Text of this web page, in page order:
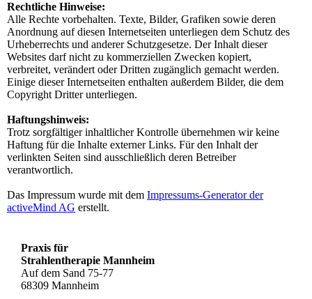
Rechtliche Hinweise:
Alle Rechte vorbehalten. Texte, Bilder, Grafiken sowie deren
Anordnung auf diesen Internetseiten unterliegen dem Schutz des
Urheberrechts und anderer Schutzgesetze. Der Inhalt dieser
Websites darf nicht zu kommerziellen Zwecken kopiert,
verbreitet, verändert oder Dritten zugänglich gemacht werden.
Einige dieser Internetseiten enthalten außerdem Bilder, die dem
Copyright Dritter unterliegen.
Haftungshinweis:
Trotz sorgfältiger inhaltlicher Kontrolle übernehmen wir keine
Haftung für die Inhalte externer Links. Für den Inhalt der
verlinkten Seiten sind ausschließlich deren Betreiber
verantwortlich.
Das Impressum wurde mit dem Impressums-Generator der
activeMind AG erstellt.
Praxis für
Strahlentherapie Mannheim
Auf dem Sand 75-77
68309 Mannheim